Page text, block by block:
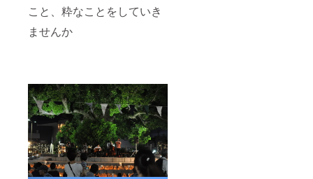
こと、粋なことをしていき
ませんか